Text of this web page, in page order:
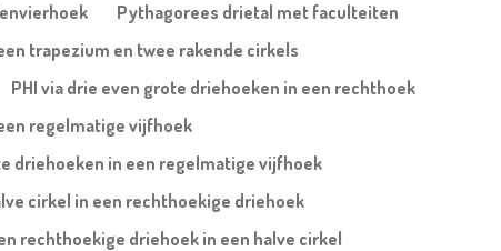
Pythagorees drietal met faculteiten
trapezium en twee rakende cirkels
PHI via drie even grote driehoeken in een rechthoek
regelmatige vijfhoek
driehoeken in een regelmatige vijfhoek
cirkel in een rechthoekige driehoek
rechthoekige driehoek in een halve cirkel